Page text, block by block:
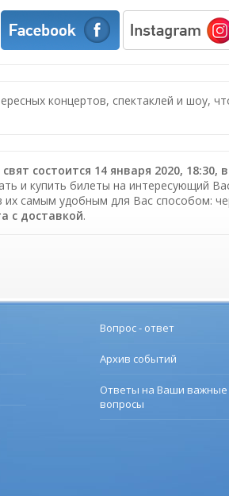
концертов, спектаклей и шоу,
свят состоится 14 января 2020,
и купить билеты на интересующий
самым удобным для Вас способом:
c доставкой.
Вопрос - ответ
Архив событий
Ответы на Ваши важные
вопросы